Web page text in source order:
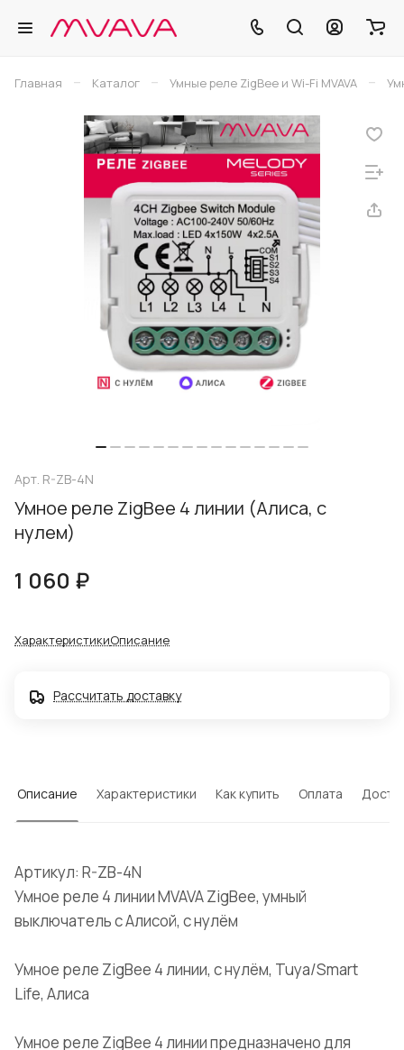
Главная – Каталог – Умные реле ZigBee и Wi-Fi MVAVA –
Арт. R-ZB-4N
Умное реле ZigBee 4 линии (Алиса, с
нулем)
1 060 ₽
ХарактеристикиОписание
Рассчитать доставку
Описание Характеристики Как купить Оплата
Артикул: R-ZB-4N
Умное реле 4 линии MVAVA ZigBee, умный
выключатель с Алисой, с нулём
Умное реле ZigBee 4 линии, с нулём, Tuya/Smart
Life, Алиса
Умное реле ZigBee 4 линии предназначено для